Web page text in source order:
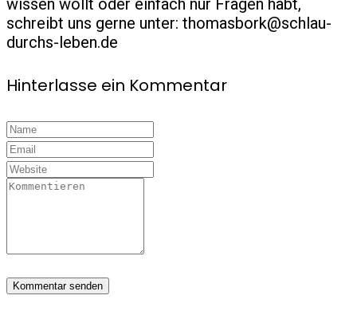
wissen wollt oder einfach nur Fragen habt,
schreibt uns gerne unter: thomasbork@schlau-
durchs-leben.de
Hinterlasse ein Kommentar